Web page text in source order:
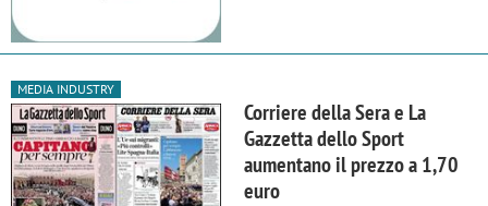
MEDIA INDUSTRY
Corriere della Sera e La
Gazzetta dello Sport
aumentano il prezzo a 1,70
euro